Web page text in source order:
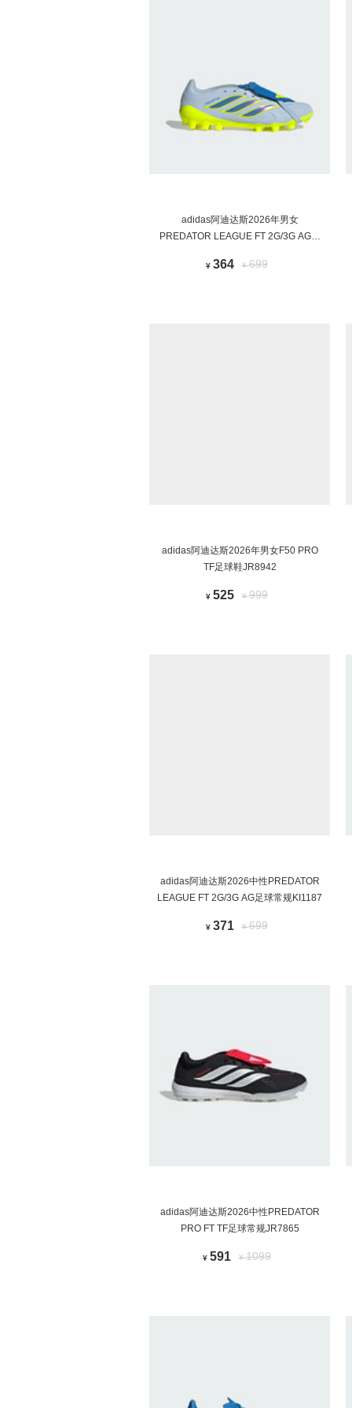
adidas阿迪达斯2026年男女
PREDATOR LEAGUE FT 2G/3G AG足
¥ 364 ¥699
adidas阿迪达斯2026年男女F50 PRO
TF足球鞋JR8942
¥ 525 ¥999
adidas阿迪达斯2026中性PREDATOR
LEAGUE FT 2G/3G AG足球常规KI1187
¥ 371 ¥699
adidas阿迪达斯2026中性PREDATOR
PRO FT TF足球常规JR7865
¥ 591 ¥1099